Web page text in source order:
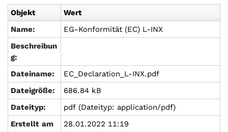
Objekt
Wert
Name:
EG-Konformität (EC) L-INX
Beschreibun
g:
Dateiname:
EC_Declaration_L-INX.pdf
Dateigröße:
686.84 kB
Dateityp:
pdf (Dateityp: application/pdf)
Erstellt am
28.01.2022 11:19